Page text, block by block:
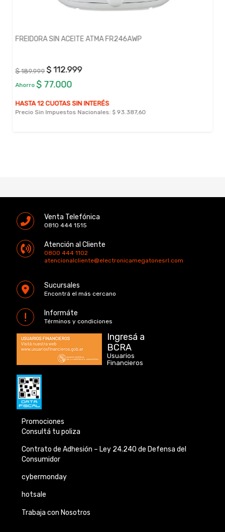
FREIDORA SIN ACEITE ATMA FR246AWP
$ 189.999 $ 112.999
Ahorro $ 77.000
HASTA 12 CUOTAS SIN INTERÉS
Precio Sin Impuestos Nacionales: $ 93.387,60
Venta Telefónica
0810 444 1515
Atención al Cliente
0800 444 1102
atencionalcliente@electronicamegatonesrl.com
Sucursales
Encontrá el más cercano
Informáte
Términos y condiciones
Ingresá a
BCRA
Usuarios
Financieros
Promociones
Consultá tu poliza
Contrato de Adhesión – Ley 24.240 de Defensa del
Consumidor
cybermonday
hotsale
Trabaja con Nosotros